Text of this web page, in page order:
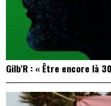
Gilb’R : « Être encore là